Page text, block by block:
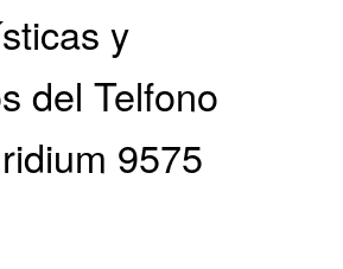
y
del Telfono
9575